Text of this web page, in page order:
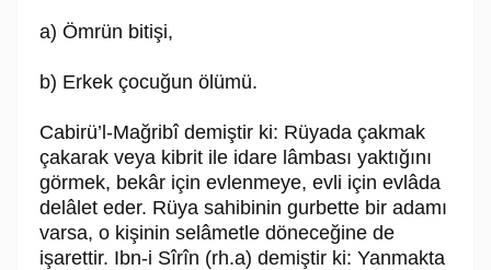
a) Ömrün bitişi,
b) Erkek çocuğun ölümü.
Cabirü’l-Mağribî demiştir ki: Rüyada çakmak
çakarak veya kibrit ile idare lâmbası yaktığını
görmek, bekâr için evlenmeye, evli için evlâda
delâlet eder. Rüya sahibinin gurbette bir adamı
varsa, o kişinin selâmetle döneceğine de
işarettir. Ibn-i Sîrîn (rh.a) demiştir ki: Yanmakta